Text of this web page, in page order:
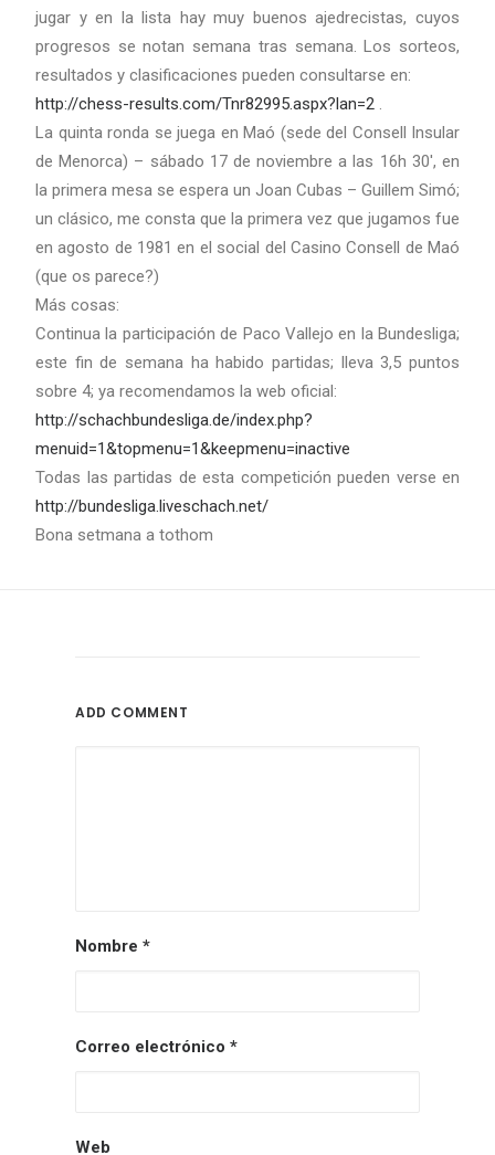
jugar y en la lista hay muy buenos ajedrecistas, cuyos
progresos se notan semana tras semana. Los sorteos,
resultados y clasificaciones pueden consultarse en:
http://chess-results.com/Tnr82995.aspx?lan=2 .
La quinta ronda se juega en Maó (sede del Consell Insular
de Menorca) – sábado 17 de noviembre a las 16h 30′, en
la primera mesa se espera un Joan Cubas – Guillem Simó;
un clásico, me consta que la primera vez que jugamos fue
en agosto de 1981 en el social del Casino Consell de Maó
(que os parece?)
Más cosas:
Continua la participación de Paco Vallejo en la Bundesliga;
este fin de semana ha habido partidas; lleva 3,5 puntos
sobre 4; ya recomendamos la web oficial:
http://schachbundesliga.de/index.php?
menuid=1&topmenu=1&keepmenu=inactive
Todas las partidas de esta competición pueden verse en
http://bundesliga.liveschach.net/
Bona setmana a tothom
ADD COMMENT
Nombre *
Correo electrónico *
Web